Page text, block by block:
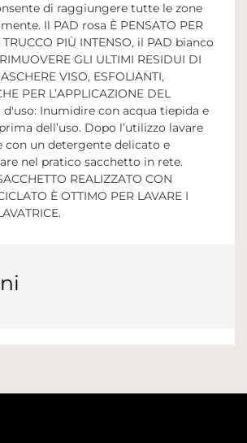
di raggiungere tutte le zone
Il PAD rosa È PENSATO PER
TRUCCO PIÙ INTENSO, il PAD bianco
GLI ULTIMI RESIDUI DI
VISO, ESFOLIANTI,
PER L’APPLICAZIONE DEL
d'uso: Inumidire con acqua tiepida e
dell’uso. Dopo l’utilizzo lavare
con un detergente delicato e
nel pratico sacchetto in rete.
REALIZZATO CON
È OTTIMO PER LAVARE I